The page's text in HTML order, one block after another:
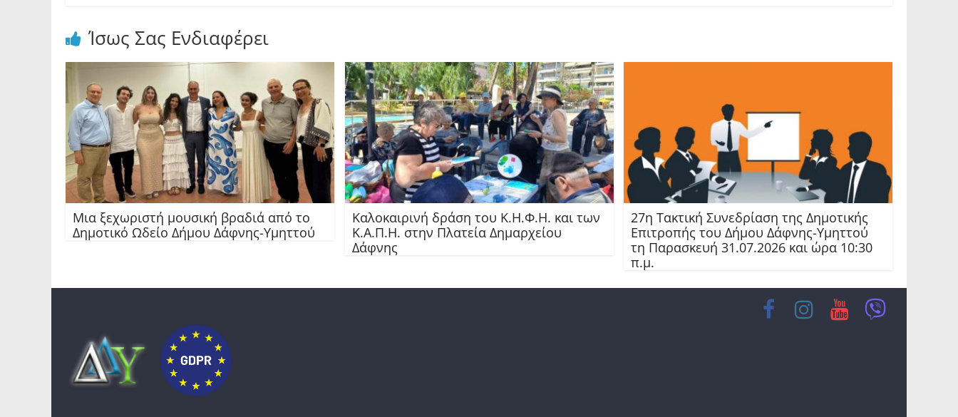
Ίσως Σας Ενδιαφέρει
Μια ξεχωριστή μουσική βραδιά από το
Δημοτικό Ωδείο Δήμου Δάφνης-Υμηττού
Καλοκαιρινή δράση του Κ.Η.Φ.Η. και των
Κ.Α.Π.Η. στην Πλατεία Δημαρχείου
Δάφνης
27η Τακτική Συνεδρίαση της Δημοτικής
Επιτροπής του Δήμου Δάφνης-Υμηττού
τη Παρασκευή 31.07.2026 και ώρα 10:30
π.μ.